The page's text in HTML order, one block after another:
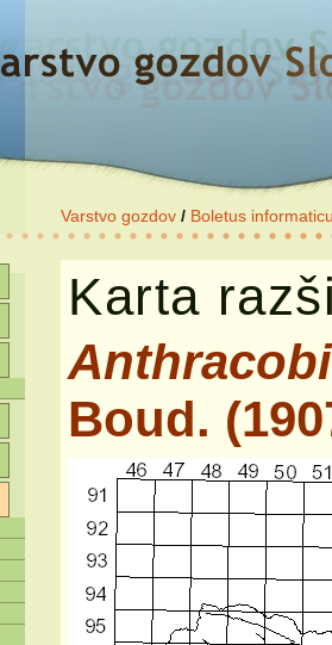
Varstvo gozdov / Boletus
Karta
Boud.